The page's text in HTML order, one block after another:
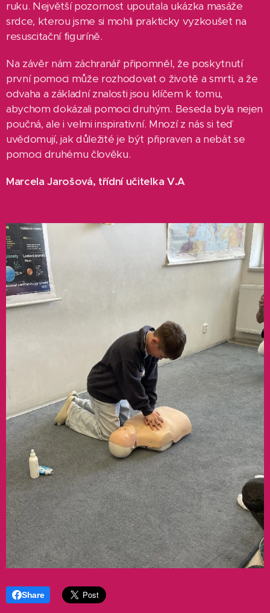
ruku. Největší pozornost upoutala ukázka masáže
srdce, kterou jsme si mohli prakticky vyzkoušet na
resuscitační figuríně.
Na závěr nám záchranář připomněl, že poskytnutí
první pomoci může rozhodovat o životě a smrti, a že
odvaha a základní znalosti jsou klíčem k tomu,
abychom dokázali pomoci druhým. Beseda byla nejen
poučná, ale i velmi inspirativní. Mnozí z nás si teď
uvědomují, jak důležité je být připraven a nebát se
pomoci druhému člověku.
Marcela Jarošová, třídní učitelka V.A
Share